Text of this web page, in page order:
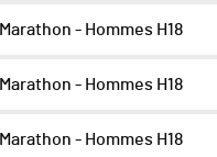
Marathon - Hommes H18
Marathon - Hommes H18
Marathon - Hommes H18